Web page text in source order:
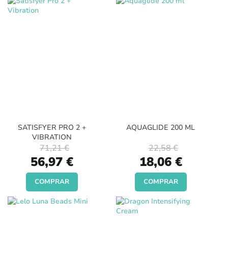
SATISFYER PRO 2 +
VIBRATION
Special
Price
56,97 €
71,21 €
COMPRAR
AQUAGLIDE 200 ML
Special
Price
18,06 €
22,58 €
COMPRAR